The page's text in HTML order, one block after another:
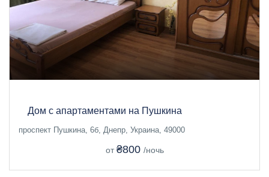
Дом с апартаментами на Пушкина
проспект Пушкина, 6б, Днепр, Украина, 49000
от ₴800 /ночь